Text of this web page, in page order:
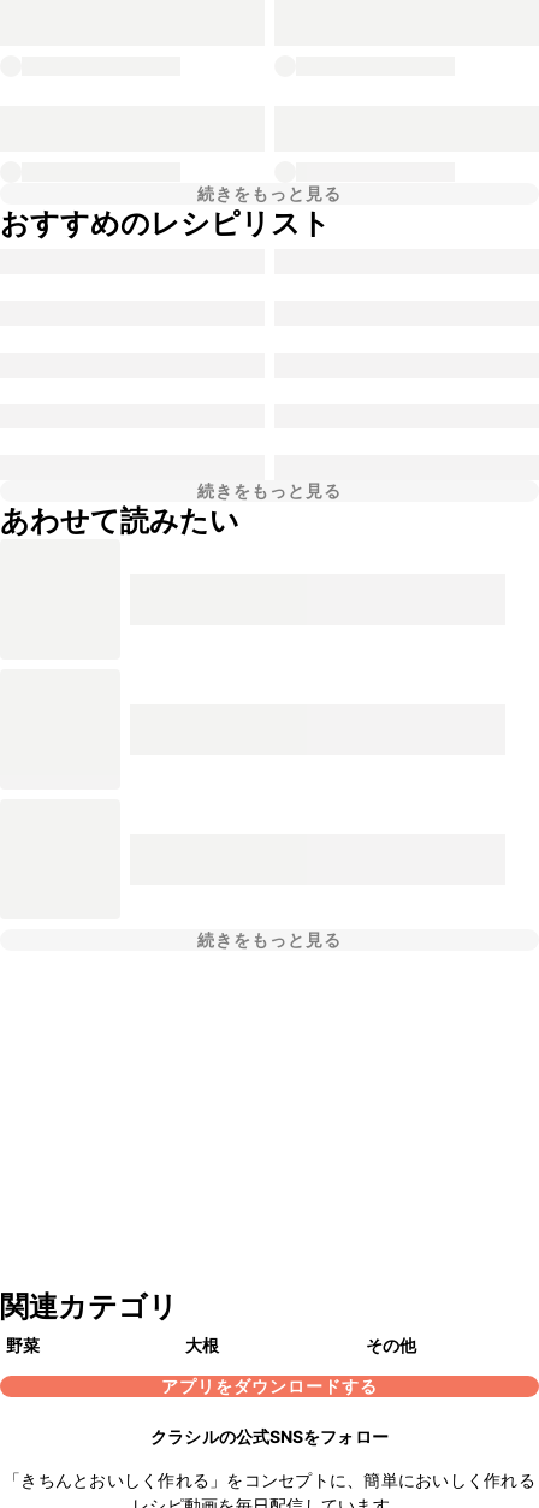
続きをもっと見る
おすすめのレシピリスト
続きをもっと見る
あわせて読みたい
続きをもっと見る
関連カテゴリ
野菜 大根
その他
アプリをダウンロードする
クラシルの公式SNSをフォロー
「きちんとおいしく作れる」をコンセプトに、簡単においしく作れる